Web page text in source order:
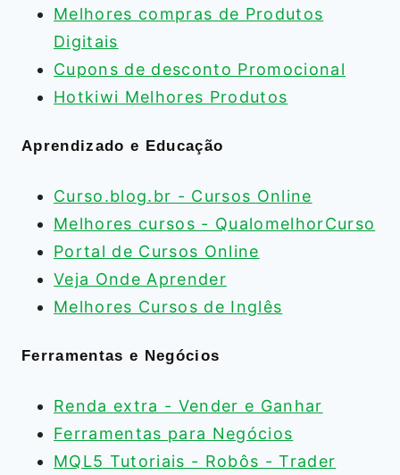
Melhores compras de Produtos
Digitais
Cupons de desconto Promocional
Hotkiwi Melhores Produtos
Aprendizado e Educação
Curso.blog.br - Cursos Online
Melhores cursos - QualomelhorCurso
Portal de Cursos Online
Veja Onde Aprender
Melhores Cursos de Inglês
Ferramentas e Negócios
Renda extra - Vender e Ganhar
Ferramentas para Negócios
MQL5 Tutoriais - Robôs - Trader